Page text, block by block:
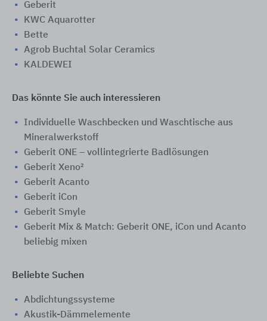
Geberit
KWC Aquarotter
Bette
Agrob Buchtal Solar Ceramics
KALDEWEI
Das könnte Sie auch interessieren
Individuelle Waschbecken und Waschtische aus
Mineralwerkstoff
Geberit ONE – vollintegrierte Badlösungen
Geberit Xeno²
Geberit Acanto
Geberit iCon
Geberit Smyle
Geberit Mix & Match: Geberit ONE, iCon und Acanto
beliebig mixen
Beliebte Suchen
Abdichtungssysteme
Akustik-Dämmelemente